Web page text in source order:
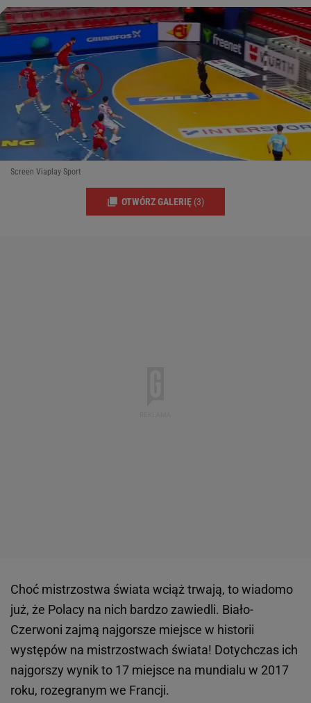
Screen Viaplay Sport
OTWÓRZ GALERIĘ (3)
Choć mistrzostwa świata wciąż trwają, to wiadomo
już, że Polacy na nich bardzo zawiedli. Biało-
Czerwoni zajmą najgorsze miejsce w historii
występów na mistrzostwach świata! Dotychczas ich
najgorszy wynik to 17 miejsce na mundialu w 2017
roku, rozegranym we Francji.